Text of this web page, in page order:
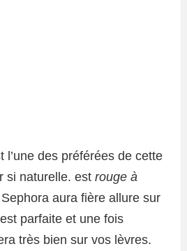
l’une des préférées de cette
si naturelle. est rouge à
aura fière allure sur
parfaite et une fois
très bien sur vos lèvres.